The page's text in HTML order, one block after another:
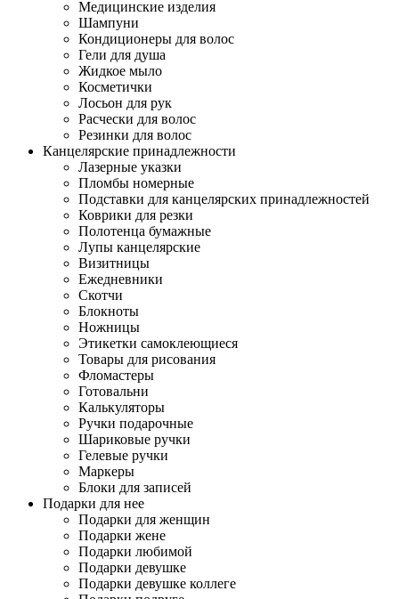
Медицинские изделия
Шампуни
Кондиционеры для волос
Гели для душа
Жидкое мыло
Косметички
Лосьон для рук
Расчески для волос
Резинки для волос
Канцелярские принадлежности
Лазерные указки
Пломбы номерные
Подставки для канцелярских принадлежностей
Коврики для резки
Полотенца бумажные
Лупы канцелярские
Визитницы
Ежедневники
Скотчи
Блокноты
Ножницы
Этикетки самоклеющиеся
Товары для рисования
Фломастеры
Готовальни
Калькуляторы
Ручки подарочные
Шариковые ручки
Гелевые ручки
Маркеры
Блоки для записей
Подарки для нее
Подарки для женщин
Подарки жене
Подарки любимой
Подарки девушке
Подарки девушке коллеге